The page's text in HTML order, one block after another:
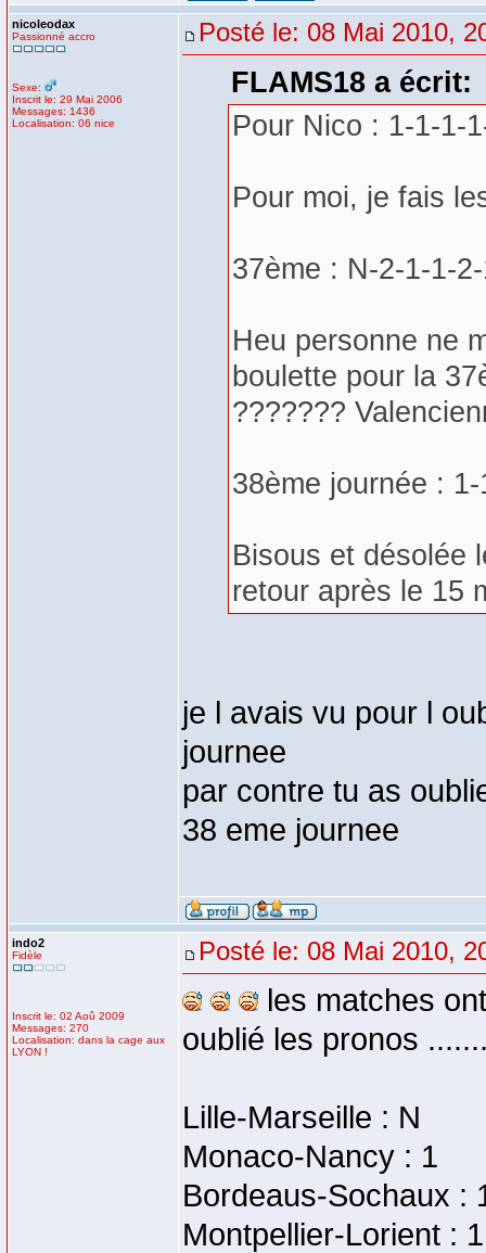
nicoleodax
Passionné accro
Sexe:
Inscrit le: 29 Mai 2006
Messages: 1436
Localisation: 06 nice
Posté le: 08 Mai 2010,
FLAMS18 a écrit:
Pour Nico : 1-1-1-
Pour moi, je fais
37ème : N-2-1-1-
Heu personne ne
boulette pour la
???????
38ème journée :
Bisous et désolée
retour après le 15
je l avais vu pour l
journee
par contre tu as
38 eme journee
indo2
Fidèle
Inscrit le: 02 Aoû 2009
Messages: 270
Localisation: dans la cage aux
LYON !
Posté le: 08 Mai 2010,
les matches
oublié les pronos
Lille-Marseille : N
Monaco-Nancy : 1
Bordeaus-Sochaux :
Montpellier-Lorient : 1